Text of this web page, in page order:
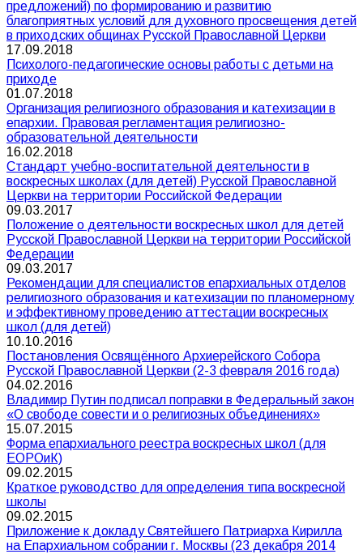
предложений) по формированию и развитию
благоприятных условий для духовного просвещения детей
в приходских общинах Русской Православной Церкви
17.09.2018
Психолого-педагогические основы работы с детьми на
приходе
01.07.2018
Организация религиозного образования и катехизации в
епархии. Правовая регламентация религиозно-
образовательной деятельности
16.02.2018
Стандарт учебно-воспитательной деятельности в
воскресных школах (для детей) Русской Православной
Церкви на территории Российской Федерации
09.03.2017
Положение о деятельности воскресных школ для детей
Русской Православной Церкви на территории Российской
Федерации
09.03.2017
Рекомендации для специалистов епархиальных отделов
религиозного образования и катехизации по планомерному
и эффективному проведению аттестации воскресных
школ (для детей)
10.10.2016
Постановления Освящённого Архиерейского Собора
Русской Православной Церкви (2-3 февраля 2016 года)
04.02.2016
Владимир Путин подписал поправки в Федеральный закон
«О свободе совести и о религиозных объединениях»
15.07.2015
Форма епархиального реестра воскресных школ (для
ЕОРОиК)
09.02.2015
Краткое руководство для определения типа воскресной
школы
09.02.2015
Приложение к докладу Святейшего Патриарха Кирилла
на Епархиальном собрании г. Москвы (23 декабря 2014